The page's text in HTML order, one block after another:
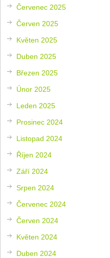
Červenec 2025
Červen 2025
Květen 2025
Duben 2025
Březen 2025
Únor 2025
Leden 2025
Prosinec 2024
Listopad 2024
Říjen 2024
Září 2024
Srpen 2024
Červenec 2024
Červen 2024
Květen 2024
Duben 2024